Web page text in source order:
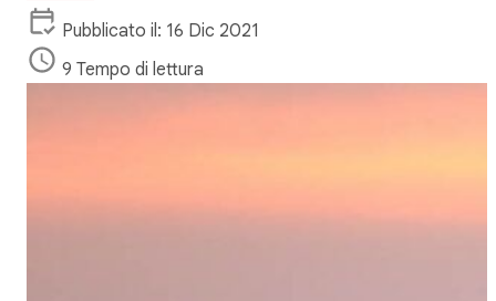
Pubblicato il: 16 Dic 2021
9 Tempo di lettura